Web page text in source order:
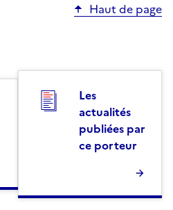
Haut de page
Les
actualités
publiées par
ce porteur